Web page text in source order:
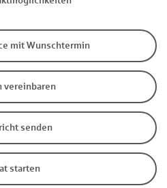
mit Wunschtermin
vereinbaren
senden
starten